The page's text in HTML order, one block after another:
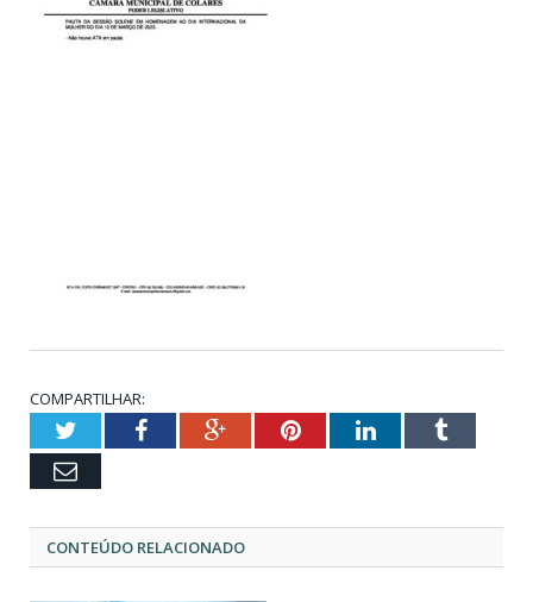
COMPARTILHAR:
TwitterFacebookGoogle+PinterestLinkedInTumblr
Email
CONTEÚDO RELACIONADO